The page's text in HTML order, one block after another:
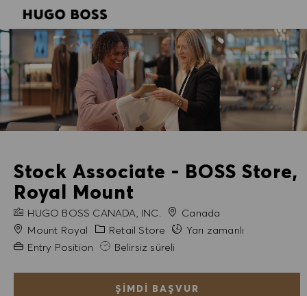
Stock Associate - BOSS Store,
Royal Mount
FIRMA ADI
HUGO BOSS CANADA, INC.
Canada
ŞehirMount Royal Kategori
Retail Store
Yarı zamanlı
Gerekli Deneyim
Entry Position Belirsiz süreli
ŞIMDI BAŞVUR